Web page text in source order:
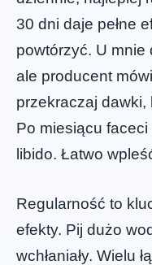
30 dni daje pełne
powtórzyć. U mnie
ale producent
przekraczaj dawki,
Po miesiącu
libido. Łatwo
Regularność to
efekty. Pij dużo
wchłaniały. Wielu